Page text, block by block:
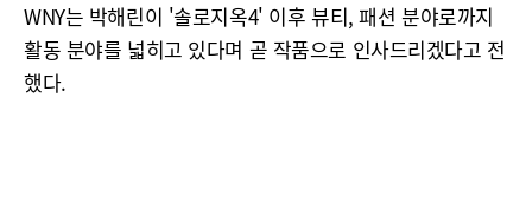
WNY는 박해린이 '솔로지옥4' 이후 뷰티, 패션 분야로까지
활동 분야를 넓히고 있다며 곧 작품으로 인사드리겠다고 전
했다.